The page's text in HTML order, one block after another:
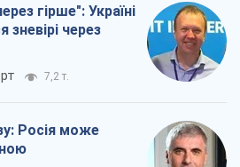
гірше": Україні
зневірі через
7,2 т.
Росія може